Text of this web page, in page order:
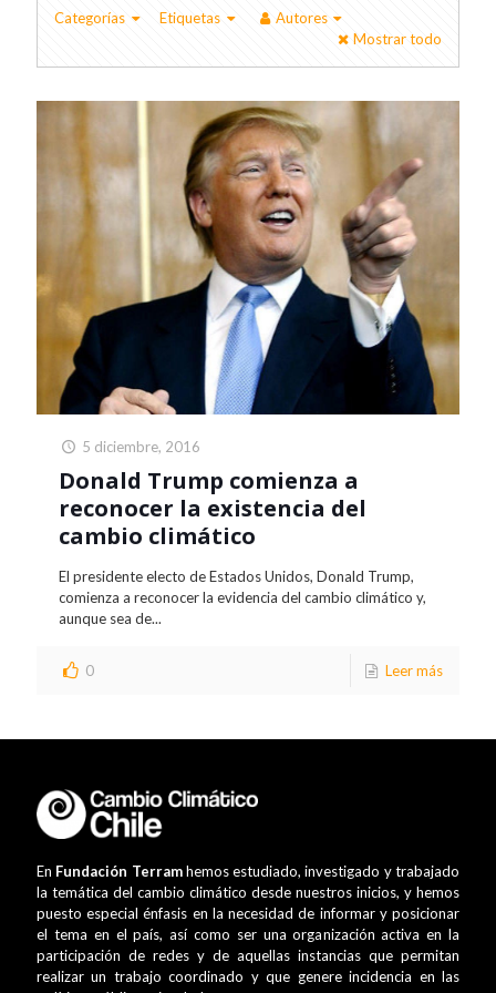
Categorías Etiquetas
Autores
Mostrar todo
5 diciembre, 2016
Donald Trump comienza a
reconocer la existencia del
cambio climático
El presidente electo de Estados Unidos, Donald Trump,
comienza a reconocer la evidencia del cambio climático y,
aunque sea de...
0 Leer más
En Fundación Terramhemos estudiado, investigado y trabajado
la temática del cambio climático desde nuestros inicios, y hemos
puesto especial énfasis en la necesidad de informar y posicionar
el tema en el país, así como ser una organización activa en la
participación de redes y de aquellas instancias que permitan
realizar un trabajo coordinado y que genere incidencia en las